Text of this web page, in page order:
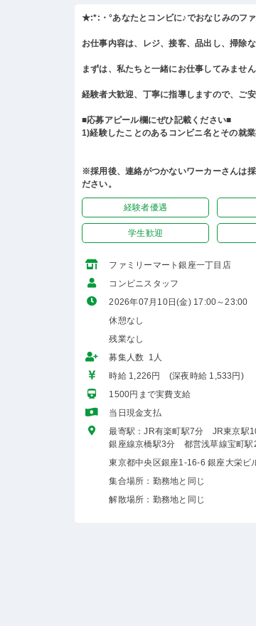
★:*:・°あなたとコンビに♪でおなじみのフ
お仕事内容は、レジ、接客、品出し、掃除
まずは、私たちと一緒にお仕事してみませ
経験者大歓迎、丁寧に指導しますので、ご安
■応募アピール欄にぜひ記載ください■
1)経験したことのあるコンビニ名とその就
※採用後、連絡がつかないワーカーさんは
ださい。
経験者優遇
学生歓迎
ファミリーマート銀座一丁目店
コンビニスタッフ
2026年07月10日(金) 17:00～23:00
休憩なし
残業なし
募集人数 1人
時給 1,226円 (深夜時給 1,533円)
1500円まで実費支給
当日現金支払
最寄駅：JR有楽町駅7分 JR東京駅
銀座線京橋駅3分 都営浅草線宝町駅
東京都中央区銀座1-16-6 銀座大栄ビ
集合場所：勤務地と同じ
解散場所：勤務地と同じ